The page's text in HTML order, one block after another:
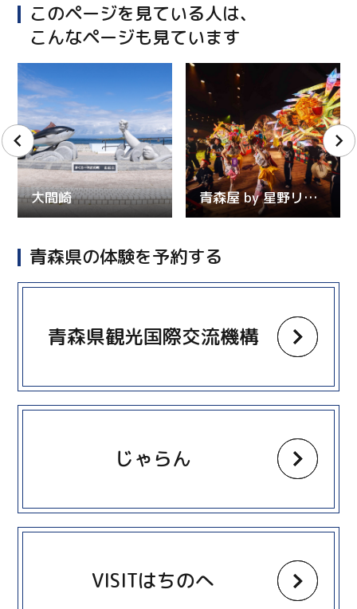
このページを見ている人は、
こんなページも見ています
大間崎 青森屋 by 星野リゾート
青森県の体験を予約する
青森県観光国際交流機構
more
じゃらん
more
VISITはちのへ
more